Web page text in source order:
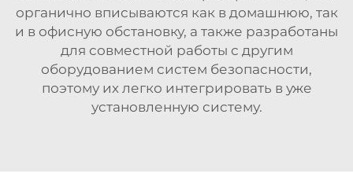
органично вписываются как в домашнюю, так
и в офисную обстановку, а также разработаны
для совместной работы с другим
оборудованием систем безопасности,
поэтому их легко интегрировать в уже
установленную систему.